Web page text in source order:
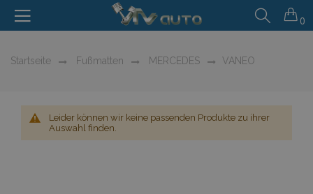
0
Startseite Fußmatten MERCEDES VANEO
Leider können wir keine passenden Produkte zu ihrer
Auswahl finden.